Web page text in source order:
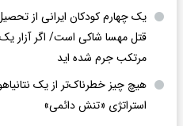
یک چهارم کودکان ایرانی از
قتل مهسا شاکی است/ اگر آزار
مرتکب جرم شده اید
هیچ چیز خطرناک‌تر از یک
استراتژی «تنش دائمی»